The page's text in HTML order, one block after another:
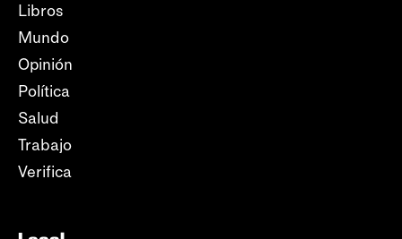
Libros
Mundo
Opinión
Política
Salud
Trabajo
Verifica